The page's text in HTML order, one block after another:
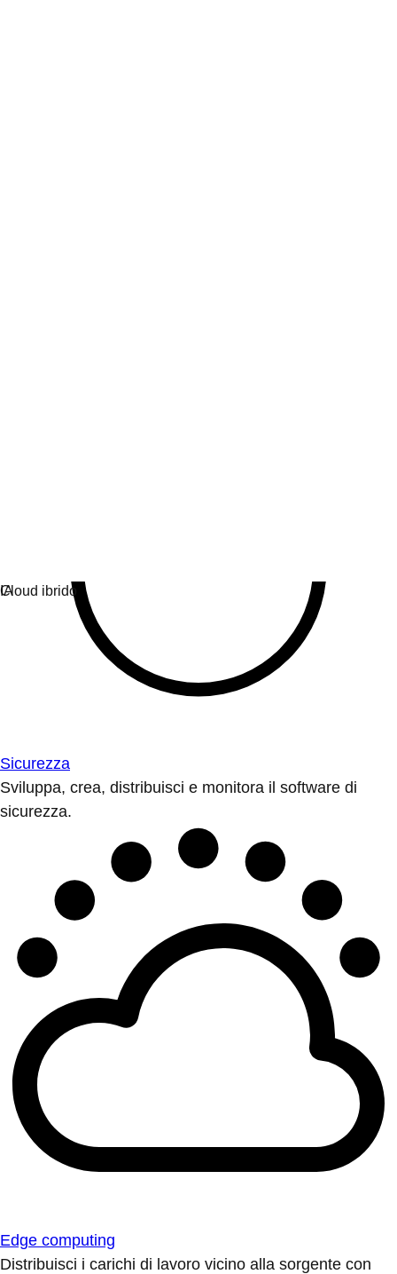
Sicurezza
Sviluppa, crea, distribuisci e monitora il software di
sicurezza.
Edge computing
Distribuisci i carichi di lavoro vicino alla sorgente con